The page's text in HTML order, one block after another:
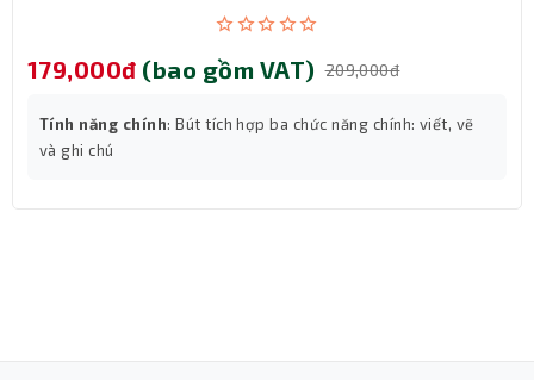
179,000đ (bao gồm VAT) 209,000đ
Tính năng chính: Bút tích hợp ba chức năng chính: viết, vẽ
và ghi chú